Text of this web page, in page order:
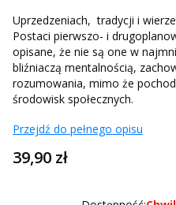
Uprzedzeniach, tradycji i
Postaci pierwszo- i
opisane, że nie są one w
bliźniaczą mentalnością,
rozumowania, mimo że
środowisk społecznych.
Przejdź do pełnego opisu
Cena
39,90 zł